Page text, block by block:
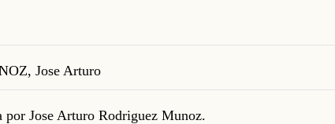
Jose Arturo
por Jose Arturo Rodriguez Munoz.